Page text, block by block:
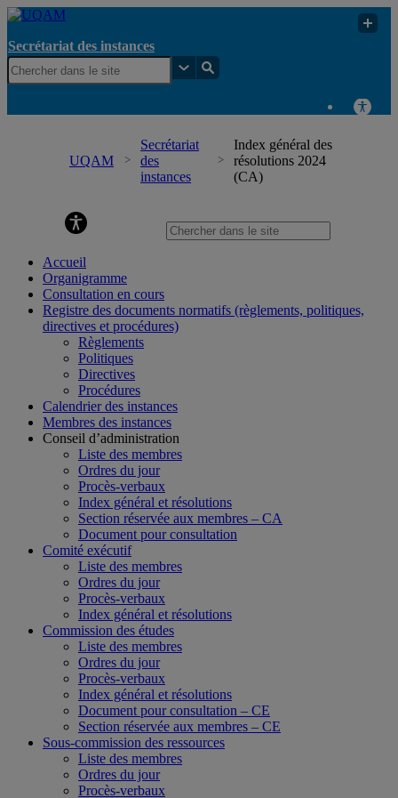
Secrétariat des instances
UQAM
Secrétariat
des
instances
Index général des
résolutions 2024
(CA)
Accueil
Organigramme
Consultation en cours
Registre des documents normatifs (règlements, politiques,
directives et procédures)
Règlements
Politiques
Directives
Procédures
Calendrier des instances
Membres des instances
Conseil d’administration
Liste des membres
Ordres du jour
Procès-verbaux
Index général et résolutions
Section réservée aux membres – CA
Document pour consultation
Comité exécutif
Liste des membres
Ordres du jour
Procès-verbaux
Index général et résolutions
Commission des études
Liste des membres
Ordres du jour
Procès-verbaux
Index général et résolutions
Document pour consultation – CE
Section réservée aux membres – CE
Sous-commission des ressources
Liste des membres
Ordres du jour
Procès-verbaux